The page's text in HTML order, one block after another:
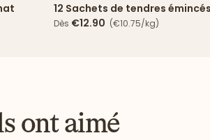
12 Sachets de tendres
& haricots verts
Dès €12.90 (€10.75/kg)
ont aimé